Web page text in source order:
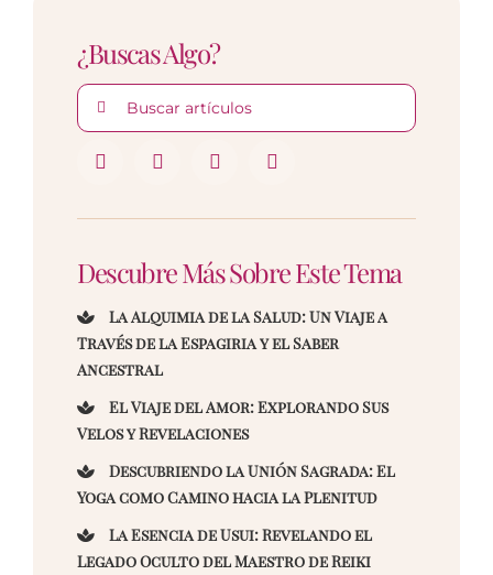
¿Buscas Algo?
Buscar:
Descubre Más Sobre Este Tema
La Alquimia de la Salud: Un Viaje a
Través de la Espagiria y el Saber
Ancestral
El Viaje del Amor: Explorando Sus
Velos y Revelaciones
Descubriendo la Unión Sagrada: El
Yoga como Camino hacia la Plenitud
La Esencia de Usui: Revelando el
Legado Oculto del Maestro de Reiki